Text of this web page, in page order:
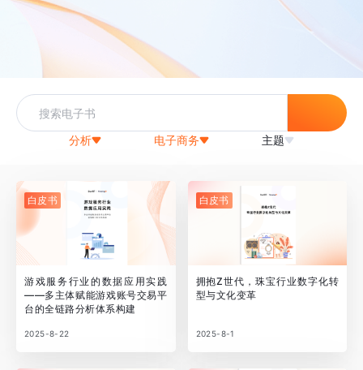
分析 电子商务 主题
白皮书
游戏服务行业的数据应用实践
——多主体赋能游戏账号交易平
台的全链路分析体系构建
2025-8-22
白皮书
拥抱Z世代，珠宝行业数字化转
型与文化变革
2025-8-1